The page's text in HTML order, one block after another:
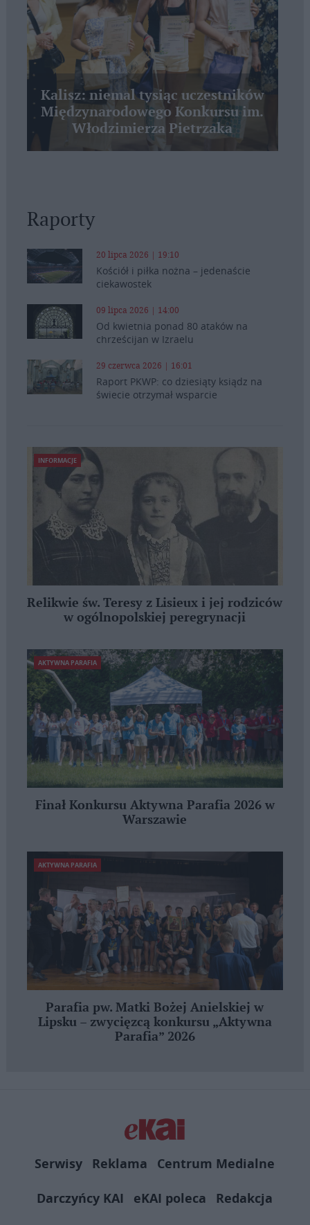
Kalisz: niemal tysiąc uczestników
Międzynarodowego Konkursu im.
Włodzimierza Pietrzaka
Raporty
20 lipca 2026 | 19:10
Kościół i piłka nożna – jedenaście
ciekawostek
09 lipca 2026 | 14:00
Od kwietnia ponad 80 ataków na
chrześcijan w Izraelu
29 czerwca 2026 | 16:01
Raport PKWP: co dziesiąty ksiądz na
świecie otrzymał wsparcie
INFORMACJE
Relikwie św. Teresy z Lisieux i jej rodziców
w ogólnopolskiej peregrynacji
AKTYWNA PARAFIA
Finał Konkursu Aktywna Parafia 2026 w
Warszawie
AKTYWNA PARAFIA
Parafia pw. Matki Bożej Anielskiej w
Lipsku – zwycięzcą konkursu „Aktywna
Parafia” 2026
Serwisy Reklama
Centrum Medialne
Darczyńcy KAI
eKAI poleca
Redakcja